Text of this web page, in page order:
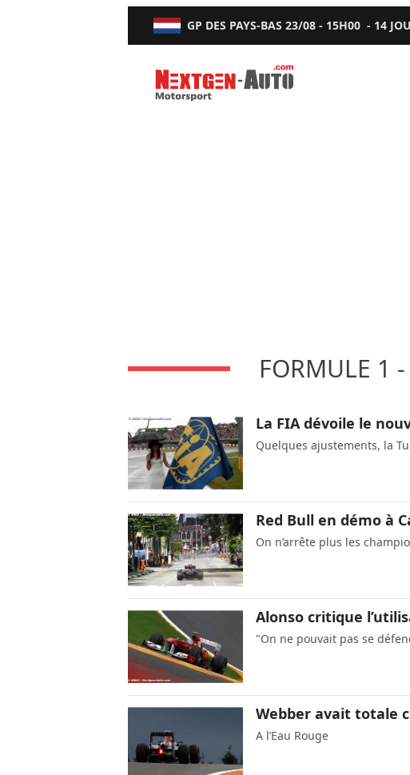
GP DES PAYS-BAS 23/08 - 15H00 - 14
Nextgen-Auto.com
FORMULE 1
La FIA dévoile le
Quelques ajustements, la
Red Bull en démo à
On n’arrête plus les
Alonso critique
"On ne pouvait pas se
Webber avait totale
A l’Eau Rouge